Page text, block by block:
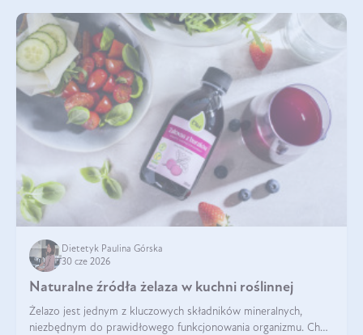
Dietetyk Paulina Górska
30 cze 2026
Naturalne źródła żelaza w kuchni roślinnej
Żelazo jest jednym z kluczowych składników mineralnych,
niezbędnym do prawidłowego funkcjonowania organizmu. Choć